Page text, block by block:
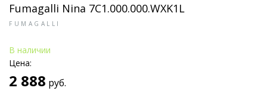
Fumagalli Nina 7C1.000.000.WXK1L
FUMAGALLI
В наличии
Цена:
2 888 руб.